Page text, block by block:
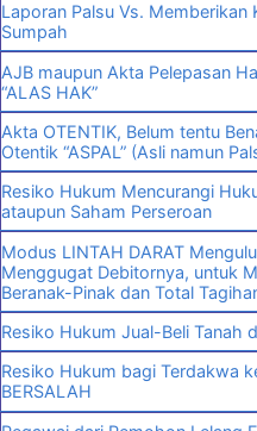
Laporan Palsu Vs. Memberikan
Sumpah
AJB maupun Akta Pelepasan
“ALAS HAK”
Akta OTENTIK, Belum tentu
Otentik “ASPAL” (Asli namun
Resiko Hukum Mencurangi
ataupun Saham Perseroan
Modus LINTAH DARAT
Menggugat Debitornya, untuk
Beranak-Pinak dan Total
Resiko Hukum Jual-Beli Tanah
Resiko Hukum bagi Terdakwa
BERSALAH